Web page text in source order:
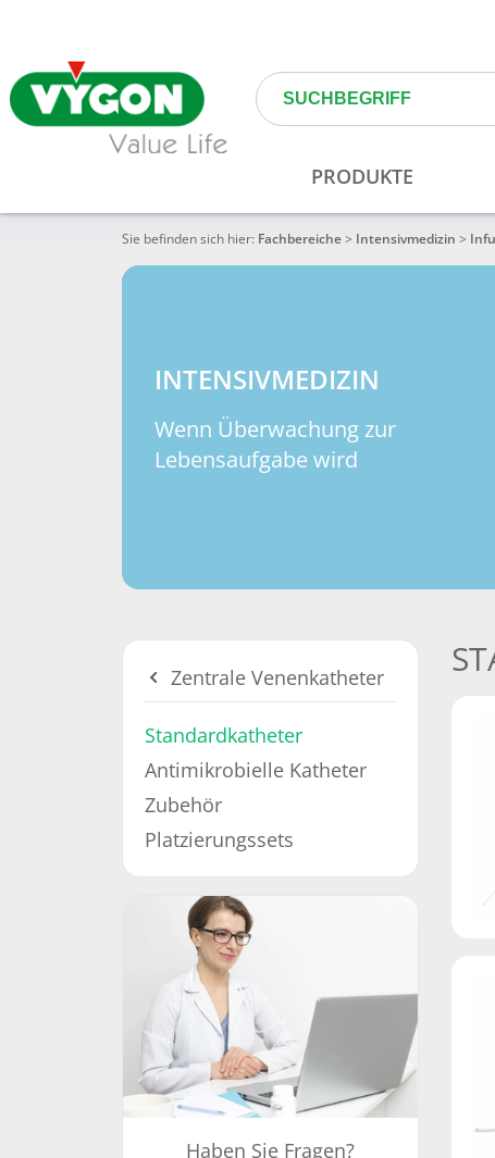
Sie befinden sich hier: Fachbereiche> Intensivmedizin >
INTENSIVMEDIZIN
Wenn Überwachung zur
Lebensaufgabe wird
Zentrale Venenkatheter
Standardkatheter
Antimikrobielle Katheter
Zubehör
Platzierungssets
Haben Sie Fragen?